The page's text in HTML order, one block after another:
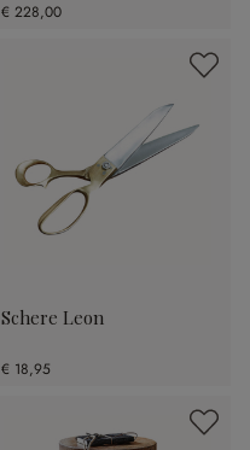
€ 228,00
Schere Leon
€ 18,95